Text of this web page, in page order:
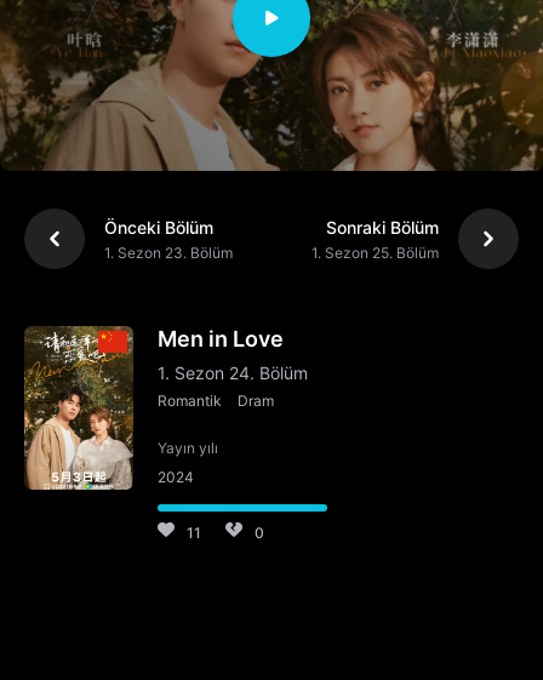
Önceki Bölüm
1. Sezon 23. Bölüm
Sonraki Bölüm
1. Sezon 25. Bölüm
Men in Love
1. Sezon 24. Bölüm
Romantik Dram
Yayın yılı
2024
11 0